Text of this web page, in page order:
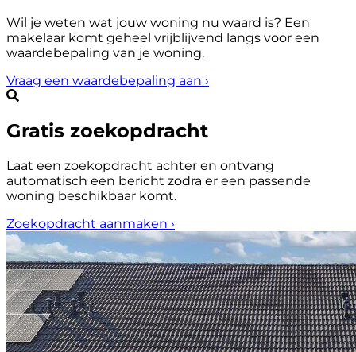
Wil je weten wat jouw woning nu waard is? Een
makelaar komt geheel vrijblijvend langs voor een
waardebepaling van je woning.
Vraag een waardebepaling aan ›
Gratis zoekopdracht
Laat een zoekopdracht achter en ontvang
automatisch een bericht zodra er een passende
woning beschikbaar komt.
Zoekopdracht aanmaken ›